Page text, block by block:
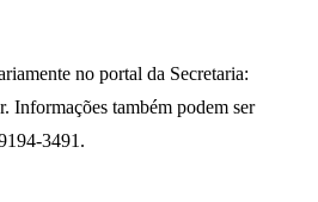
no portal da Secretaria:
Informações também podem ser
3491.